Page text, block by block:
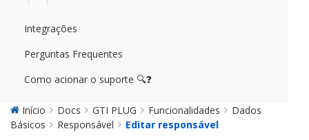
Integrações
Perguntas Frequentes
Como acionar o suporte 🔍❓
Início Docs GTI PLUG Funcionalidades
Dados
Básicos
Responsável Editar responsável